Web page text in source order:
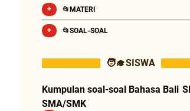
📂MATERI
📂SOAL-SOAL
🧑‍🎓 SISWA
Kumpulan soal-soal Bahasa Bali
SMA/SMK